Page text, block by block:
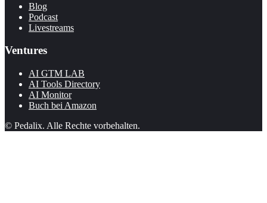
Blog
Podcast
Livestreams
Ventures
AI GTM LAB
AI Tools Directory
AI Monitor
Buch bei Amazon
© Pedalix. Alle Rechte vorbehalten.